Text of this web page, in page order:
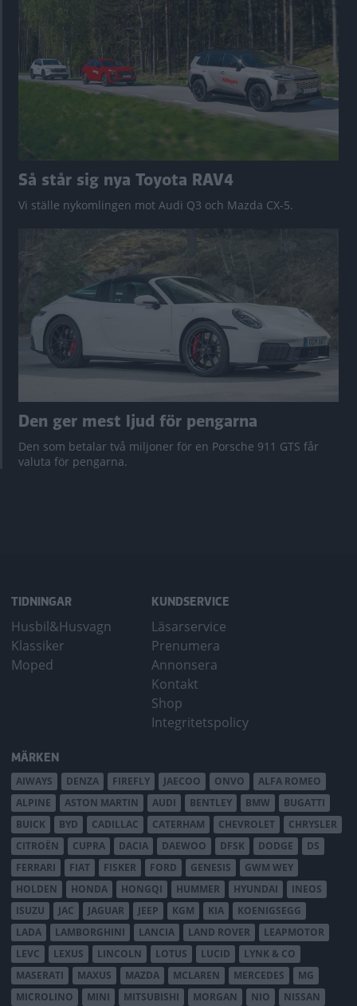
Så står sig nya Toyota RAV4
Vi ställe nykomlingen mot Audi Q3 och Mazda CX-5.
Den ger mest ljud för pengarna
Den som betalar två miljoner för en Porsche 911 GTS får
valuta för pengarna.
TIDNINGAR
Husbil&Husvagn
Klassiker
Moped
KUNDSERVICE
Läsarservice
Prenumera
Annonsera
Kontakt
Shop
Integritetspolicy
MÄRKEN
AIWAYS DENZA FIREFLY JAECOO ONVO
ALFA ROMEO
ALPINE
ASTON MARTIN AUDI BENTLEY BMW
BUGATTI
BUICK
BYD CADILLAC CATERHAM CHEVROLET
CHRYSLER
CITROËN
CUPRA DACIA DAEWOO DFSK DODGE
DS
FERRARI
FIAT FISKER FORD GENESIS
GWM WEY
HOLDEN
HONDA HONGQI HUMMER HYUNDAI
INEOS
ISUZU
JAC JAGUAR JEEP KGM KIA
KOENIGSEGG
LADA
LAMBORGHINI LANCIA LAND ROVER
LEAPMOTOR
LEVC
LEXUS LINCOLN LOTUS LUCID
LYNK & CO
MASERATI
MAXUS MAZDA MCLAREN MERCEDES
MG
MICROLINO
MINI MITSUBISHI MORGAN NIO NISSAN